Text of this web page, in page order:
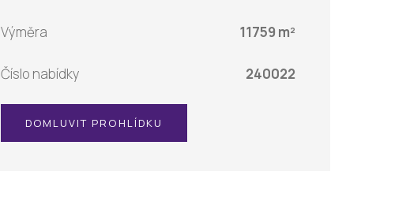
Výměra 11759 m²
Číslo nabídky 240022
DOMLUVIT PROHLÍDKU